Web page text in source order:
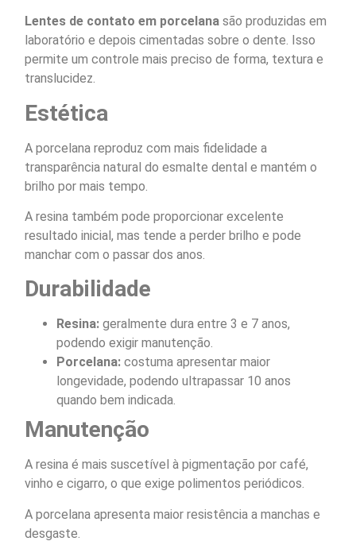
Lentes de contato em porcelana são produzidas em
laboratório e depois cimentadas sobre o dente. Isso
permite um controle mais preciso de forma, textura e
translucidez.
Estética
A porcelana reproduz com mais fidelidade a
transparência natural do esmalte dental e mantém o
brilho por mais tempo.
A resina também pode proporcionar excelente
resultado inicial, mas tende a perder brilho e pode
manchar com o passar dos anos.
Durabilidade
Resina: geralmente dura entre 3 e 7 anos,
podendo exigir manutenção.
Porcelana: costuma apresentar maior
longevidade, podendo ultrapassar 10 anos
quando bem indicada.
Manutenção
A resina é mais suscetível à pigmentação por café,
vinho e cigarro, o que exige polimentos periódicos.
A porcelana apresenta maior resistência a manchas e
desgaste.